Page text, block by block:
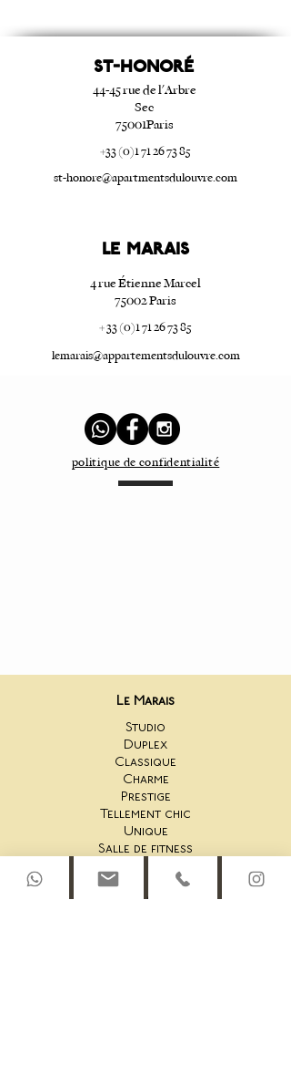
ST-HONORé
44-45 rue de l'Arbre
Sec
75001Paris
+33 (0)1 71 26 73 85
st-honore@apartmentsdulouvre.com
Le Marais
4 rue Étienne Marcel
75002 Paris
+ 33 (0)1 71 26 73 85
lemarais@appartementsdulouvre.com
politique de confidentialité
Le Marais
Studio
Duplex
Classique
Charme
Prestige
Tellement chic
Unique
Salle de fitness
Saint-Honoré